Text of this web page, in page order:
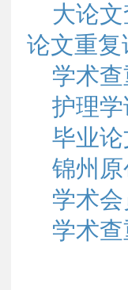
大论
论文重
学术
护理
毕业
锦州
学术
学术